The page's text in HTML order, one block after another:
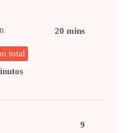
20 mins
total
9